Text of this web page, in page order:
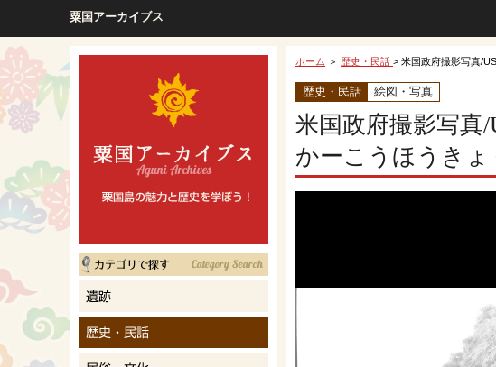
粟国アーカイブス
ホーム ＞ 歴史・民話 > 米国政府撮影写真/
歴史・民話 絵図・写真
米国政府撮影写
かーこうほうきょ